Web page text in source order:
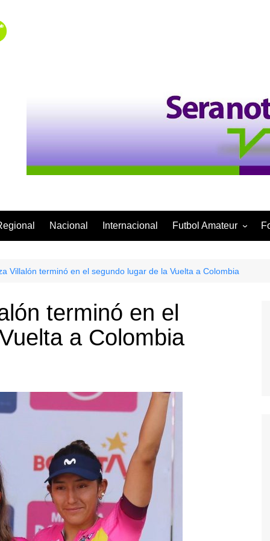
Nacional Internacional Futbol Amateur
Categoría Adulta
Villalón terminó en el segundo lugar de la Vuelta a Colombia
terminó en el
a Colombia